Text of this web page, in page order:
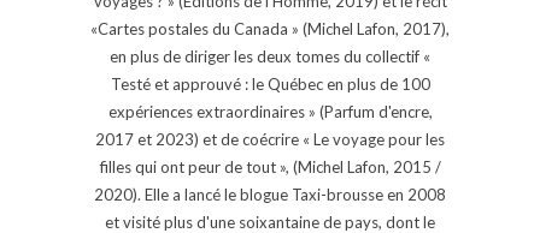
«Cartes postales du Canada » (Michel Lafon, 2017),
en plus de diriger les deux tomes du collectif «
Testé et approuvé : le Québec en plus de 100
expériences extraordinaires » (Parfum d'encre,
2017 et 2023) et de coécrire « Le voyage pour les
filles qui ont peur de tout », (Michel Lafon, 2015 /
2020). Elle a lancé le blogue Taxi-brousse en 2008
et visité plus d'une soixantaine de pays, dont le